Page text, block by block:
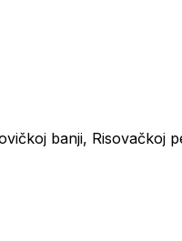
banji, Risovačkoj